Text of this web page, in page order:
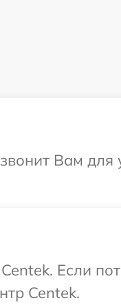
Вам для
Если
Centek.